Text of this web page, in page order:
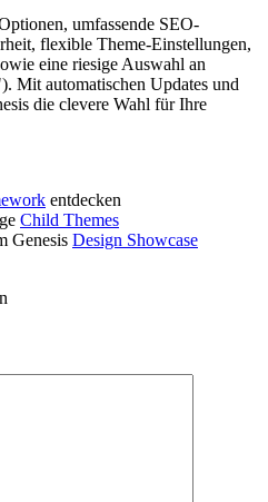
umfassende SEO-
flexible Theme-Einstellungen,
eine riesige Auswahl an
Mit automatischen Updates und
die clevere Wahl für Ihre
entdecken
Child Themes
Genesis Design Showcase